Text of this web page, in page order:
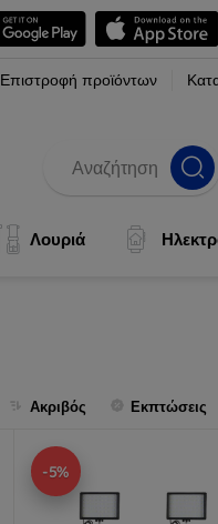
Επιστροφή προϊόντων
Λουριά
Ακριβός Εκπτώσεις
-5%